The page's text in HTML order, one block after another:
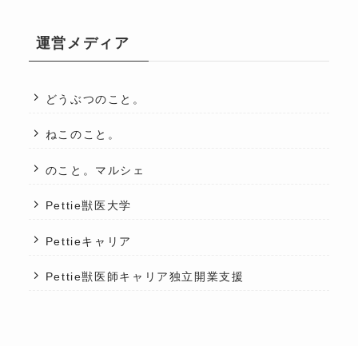
運営メディア
どうぶつのこと。
ねこのこと。
のこと。マルシェ
Pettie獣医大学
Pettieキャリア
Pettie獣医師キャリア独立開業支援